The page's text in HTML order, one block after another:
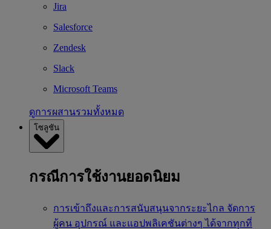
Jira
Salesforce
Zendesk
Slack
Microsoft Teams
ดูการผสานรวมทั้งหมด
โซลูชัน
กรณีการใช้งานยอดนิยม
การเข้าถึงและการสนับสนุนจากระยะไกล จัดการ
ผู้คน อุปกรณ์ และแอปพลิเคชันต่างๆ ได้จากทุกที่